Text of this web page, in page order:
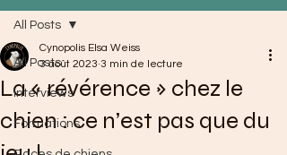
All Posts
Interviews
Formations
All Posts
La « révérence » chez le
chien : ce n’est pas que du
Cynopolis Elsa Weiss
3 août 2023 3 min de lecture